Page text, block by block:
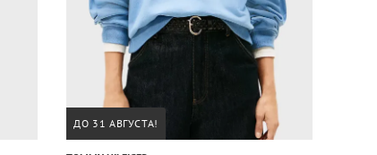
ДО 31 АВГУСТА!